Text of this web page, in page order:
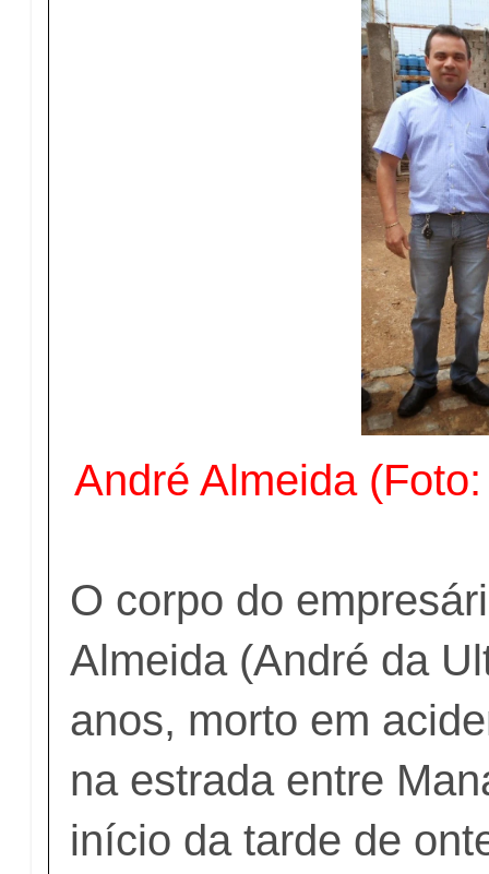
André Almeida
O corpo do
Almeida (André da
anos, morto em
na estrada entre
início da tarde de